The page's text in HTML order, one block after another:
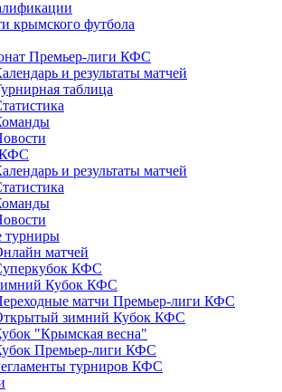
крымского футбола
Премьер-лиги КФС
и результаты матчей
таблица
КФС
и результаты матчей
турниры
матчей
КФС
Кубок КФС
матчи Премьер-лиги КФС
зимний Кубок КФС
"Крымская весна"
Премьер-лиги КФС
турниров КФС